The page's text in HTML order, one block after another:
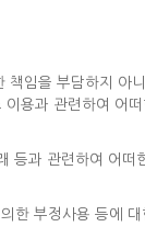
임을 부담하지 아
용과 관련하여 어
과 관련하여 어떠
한 부정사용 등에 대